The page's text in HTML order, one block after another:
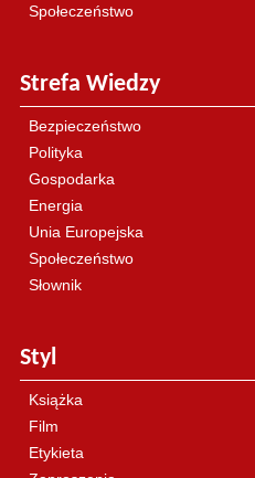
Społeczeństwo
Strefa Wiedzy
Bezpieczeństwo
Polityka
Gospodarka
Energia
Unia Europejska
Społeczeństwo
Słownik
Styl
Książka
Film
Etykieta